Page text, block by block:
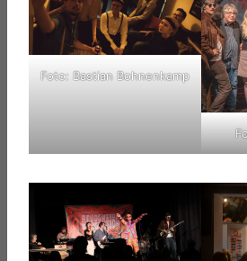
Foto: Bastian Bohnenkamp